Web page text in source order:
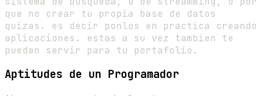
que no crear tu propia base de datos
quizas. es decir ponlos en practica creando
aplicaciones. estas a su vez tambien te
pueden servir para tu portafolio.
Aptitudes de un Programador